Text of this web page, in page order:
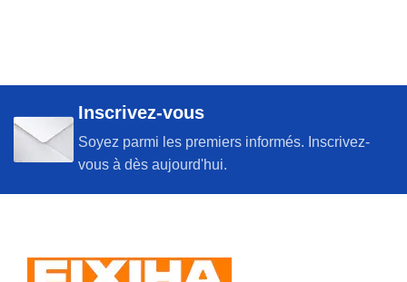
Inscrivez-vous
Soyez parmi les premiers informés. Inscrivez-
vous à dès aujourd'hui.